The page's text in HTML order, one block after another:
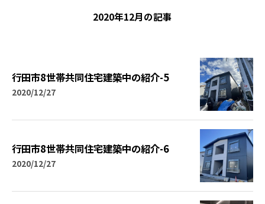
2020年12月の記事
行田市8世帯共同住宅建築中の紹介-5
2020/12/27
行田市8世帯共同住宅建築中の紹介-6
2020/12/27